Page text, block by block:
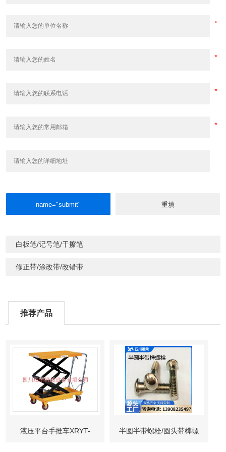
白板笔/记号笔/干擦笔
修正带/涂改带/改错带
推荐产品
液压平台手推车XRYT- 半圆半带螺栓/圆头带榫螺